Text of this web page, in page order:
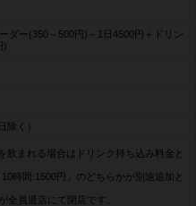
ダー(350～500円)～1日4500円＋ドリン
)
除く）
飲まれる場合はドリンク持ち込み料金と
時間:1500円」のどちらかが別途追加と
全員退店にて閉店です。